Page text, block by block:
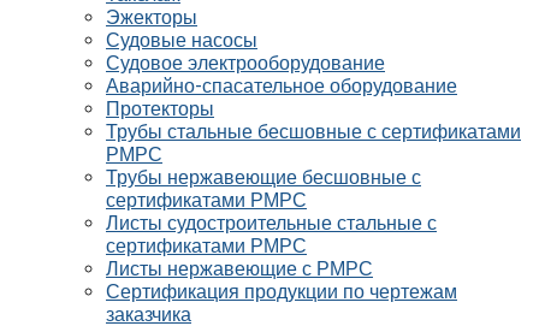
Эжекторы
Судовые насосы
Судовое электрооборудование
Аварийно-спасательное оборудование
Протекторы
Трубы стальные бесшовные с сертификатами
РМРС
Трубы нержавеющие бесшовные с
сертификатами РМРС
Листы судостроительные стальные с
сертификатами РМРС
Листы нержавеющие с РМРС
Сертификация продукции по чертежам
заказчика